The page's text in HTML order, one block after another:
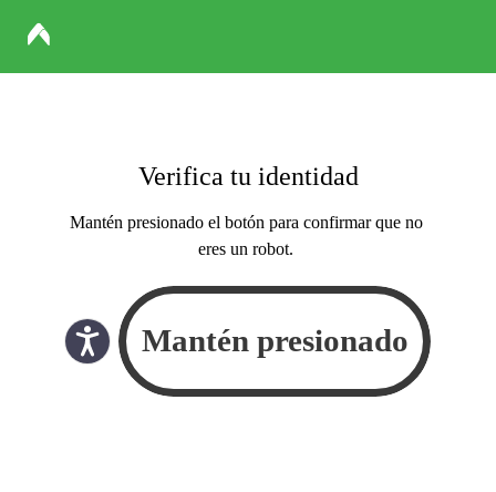
Verifica tu identidad
Mantén presionado el botón para confirmar que no
eres un robot.